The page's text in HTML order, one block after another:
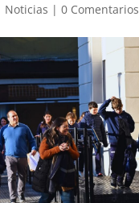
Noticias | 0 Comentarios